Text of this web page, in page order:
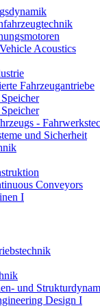
Acoustics
Fahrzeugantriebe
-
und Sicherheit
Conveyors
I
und
Design I